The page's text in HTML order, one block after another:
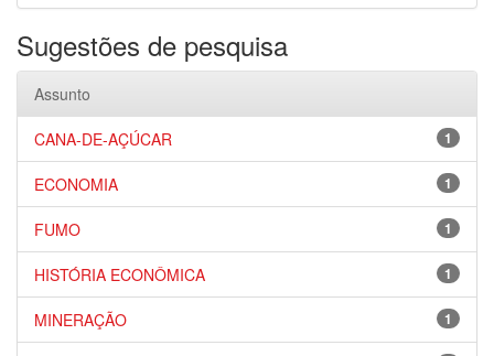
Sugestões de pesquisa
Assunto
1
CANA-DE-AÇÚCAR
1
ECONOMIA
1
FUMO
1
HISTÓRIA ECONÔMICA
1
MINERAÇÃO